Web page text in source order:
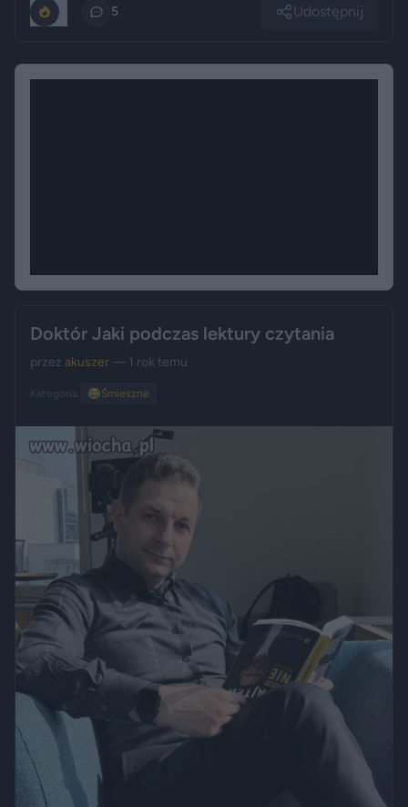
5 Udostępnij
Doktór Jaki podczas lektury czytania
przez akuszer— 1 rok temu
Kategoria: 😂Śmieszne